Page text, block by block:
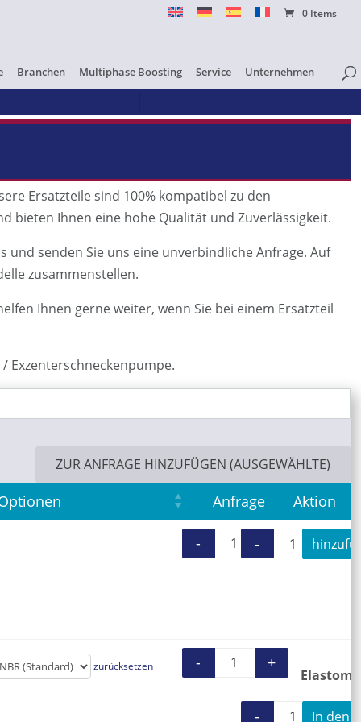
0 Items
Branchen Multiphase Boosting Service Unternehmen
Ersatzteile sind 100% kompatibel zu den
bieten Ihnen eine hohe Qualität und Zuverlässigkeit.
und senden Sie uns eine unverbindliche Anfrage. Auf
zusammenstellen.
Ihnen gerne weiter, wenn Sie bei einem Ersatzteil
Exzenterschneckenpumpe.
ZUR ANFRAGE HINZUFÜGEN (AUSGEWÄHLTE)
Anfrage Aktion
Wartung und
- - +
zurücksetzen Stator BN 5-12
- +
- +
In den